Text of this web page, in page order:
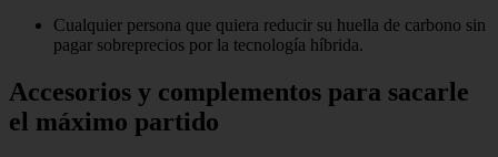
Cualquier persona que quiera reducir su huella de carbono sin
pagar sobreprecios por la tecnología híbrida.
Accesorios y complementos para sacarle
el máximo partido